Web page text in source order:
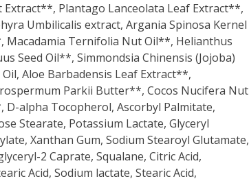
Extract**, Plantago Lanceolata Leaf Extract**,
Umbilicalis extract, Argania Spinosa Kernel
Macadamia Ternifolia Nut Oil**, Helianthus
Seed Oil**, Simmondsia Chinensis (Jojoba)
Oil, Aloe Barbadensis Leaf Extract**,
Parkii Butter**, Cocos Nucifera Nut
D-alpha Tocopherol, Ascorbyl Palmitate,
Stearate, Potassium Lactate, Glyceryl
Xanthan Gum, Sodium Stearoyl Glutamate,
2 Caprate, Squalane, Citric Acid,
Acid, Sodium lactate, Stearic Acid,